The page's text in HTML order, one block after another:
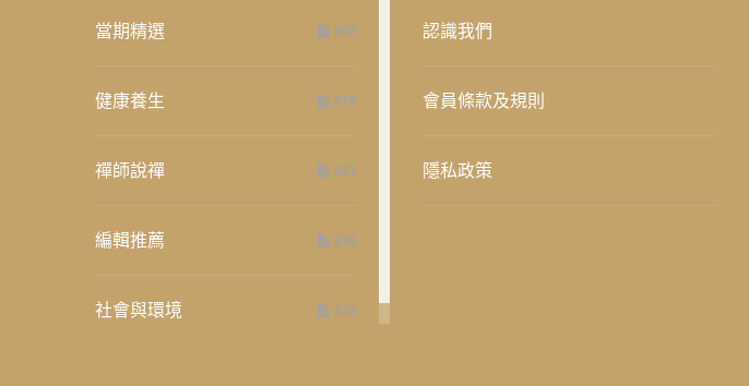
當期精選 658
健康養生 276
禪師說禪 267
編輯推薦 236
社會與環境 235
認識我們
會員條款及規則
隱私政策